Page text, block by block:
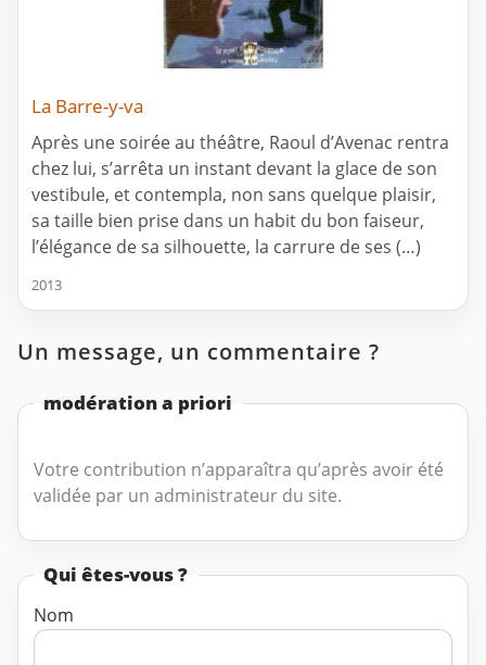
La Barre-y-va
Après une soirée au théâtre, Raoul d’Avenac rentra
chez lui, s’arrêta un instant devant la glace de son
vestibule, et contempla, non sans quelque plaisir,
sa taille bien prise dans un habit du bon faiseur,
l’élégance de sa silhouette, la carrure de ses (…)
2013
Un message, un commentaire ?
modération a priori
Votre contribution n’apparaîtra qu’après avoir été
validée par un administrateur du site.
Qui êtes-vous ?
Nom